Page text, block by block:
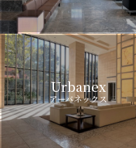
Urbanex
アーバネックス